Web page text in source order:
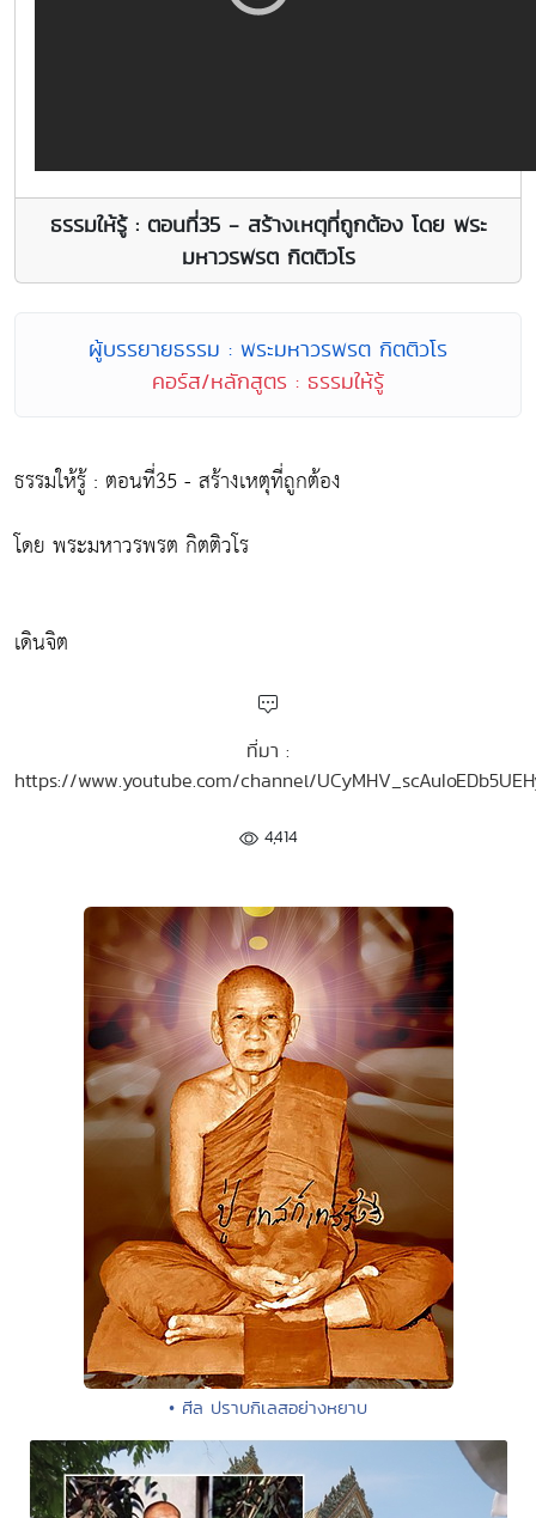
ธรรมให้รู้ : ตอนที่35 - สร้างเหตุที่ถูกต้อง โดย พระ
มหาวรพรต กิตติวโร
ผู้บรรยายธรรม : พระมหาวรพรต กิตติวโร
คอร์ส/หลักสูตร : ธรรมให้รู้
ธรรมให้รู้ : ตอนที่35 - สร้างเหตุที่ถูกต้อง
โดย พระมหาวรพรต กิตติวโร
เดินจิต
ที่มา :
https://www.youtube.com/channel/
4,414
• ศีล ปราบกิเลสอย่างหยาบ